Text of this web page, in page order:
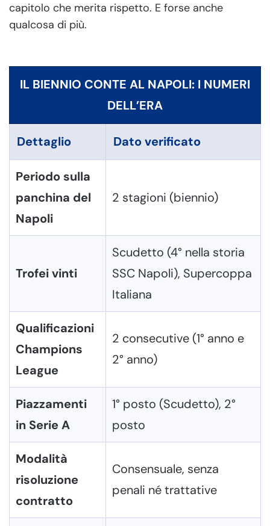
capitolo che merita rispetto. E forse anche
qualcosa di più.
IL BIENNIO CONTE AL NAPOLI: I NUMERI
DELL’ERA
Dettaglio Dato verificato
Periodo sulla
panchina del
Napoli
2 stagioni (biennio)
Trofei vinti
Scudetto (4° nella storia
SSC Napoli), Supercoppa
Italiana
Qualificazioni
Champions
League
2 consecutive (1° anno e
2° anno)
Piazzamenti
in Serie A
1° posto (Scudetto), 2°
posto
Modalità
risoluzione
contratto
Consensuale, senza
penali né trattative